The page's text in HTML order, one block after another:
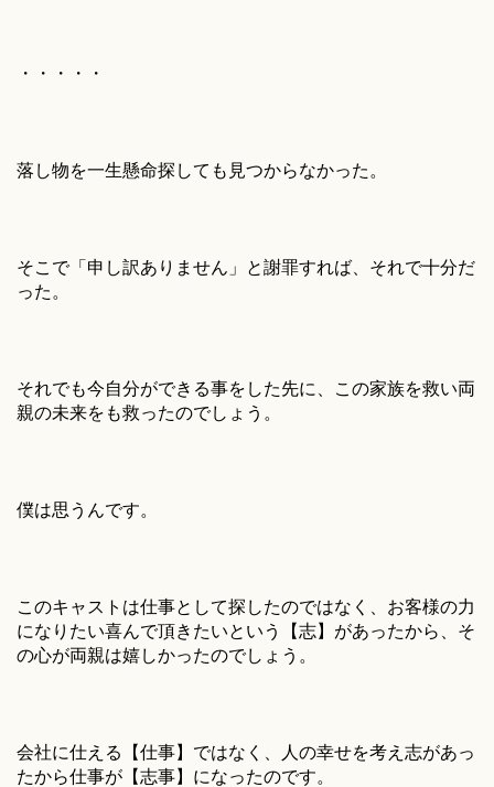
・・・・・
落し物を一生懸命探しても見つからなかった。
そこで「申し訳ありません」と謝罪すれば、それで十分だ
った。
それでも今自分ができる事をした先に、この家族を救い両
親の未来をも救ったのでしょう。
僕は思うんです。
このキャストは仕事として探したのではなく、お客様の力
になりたい喜んで頂きたいという【志】があったから、そ
の心が両親は嬉しかったのでしょう。
会社に仕える【仕事】ではなく、人の幸せを考え志があっ
たから仕事が【志事】になったのです。